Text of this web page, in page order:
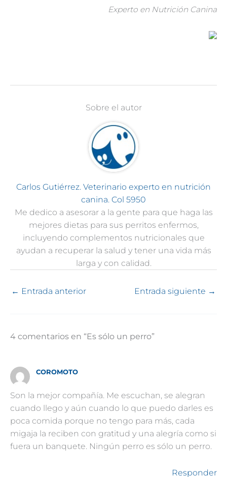
Experto en Nutrición Canina
Sobre el autor
Carlos Gutiérrez. Veterinario experto en nutrición
canina. Col 5950
Me dedico a asesorar a la gente para que haga las
mejores dietas para sus perritos enfermos,
incluyendo complementos nutricionales que
ayudan a recuperar la salud y tener una vida más
larga y con calidad.
← Entrada anterior Entrada siguiente →
4 comentarios en “Es sólo un perro”
COROMOTO
Son la mejor compañía. Me escuchan, se alegran
cuando llego y aún cuando lo que puedo darles es
poca comida porque no tengo para más, cada
migaja la reciben con gratitud y una alegría como si
fuera un banquete. Ningún perro es sólo un perro.
Responder